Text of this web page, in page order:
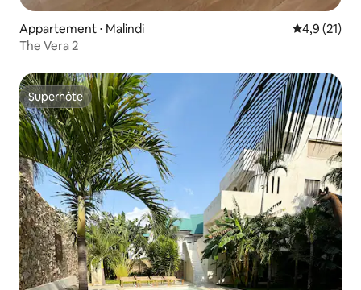
Appartement ⋅ Malindi Évaluation
4,9 (21)
The Vera 2
Superhôte
Superhôte